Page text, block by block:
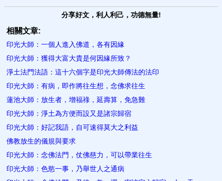
分享好文，利人利己，功德無量!
相關文章:
印光大師：一個人進入佛道，各有因緣
印光大師：獲得大富大貴是何因緣所致？
淨土法門法語：這十六個字是印光大師傳法的法印
印光大師：有病，即作將往生想，念佛求往生
蓮池大師：放生者，增福祿，延壽算，免急難
印光大師：淨土為方便而設又是諸​宗歸宿
印光大師：好記我語，自可速得莫大之利益
佛教放生的儀規與要求
印光大師：念佛法門，仗佛慈力，可以帶業往生
印光大師：色慾一事，乃舉世人之通病